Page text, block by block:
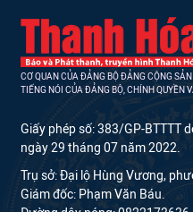
CƠ QUAN CỦA ĐẢNG BỘ ĐẢNG CỘNG
TIẾNG NÓI CỦA ĐẢNG BỘ, CHÍNH QUYỀN
Giấy phép số: 383/GP-BTTTT
ngày 29 tháng 07 năm 2022.
Trụ sở: Đại lộ Hùng Vương,
Giám đốc: Phạm Văn Báu.